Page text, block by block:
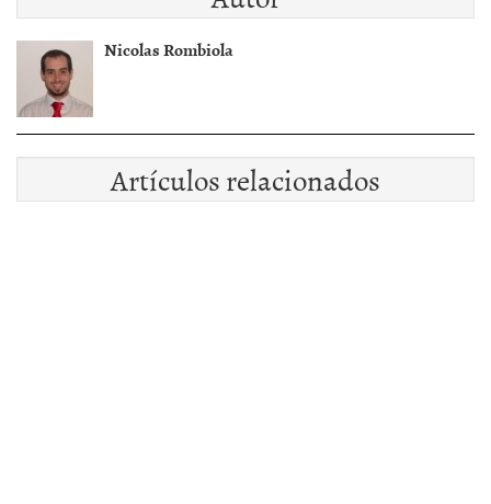
Nicolas Rombiola
Artículos relacionados